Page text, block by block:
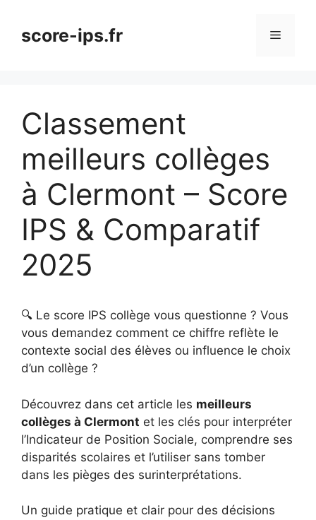
contenuscore-ips.fr Menu
Classement
meilleurs collèges
à Clermont – Score
IPS & Comparatif
2025
🔍 Le score IPS collège vous questionne ? Vous
vous demandez comment ce chiffre reflète le
contexte social des élèves ou influence le choix
d’un collège ?
Découvrez dans cet article les meilleurs
collèges à Clermont et les clés pour interpréter
l’Indicateur de Position Sociale, comprendre ses
disparités scolaires et l’utiliser sans tomber
dans les pièges des surinterprétations.
Un guide pratique et clair pour des décisions